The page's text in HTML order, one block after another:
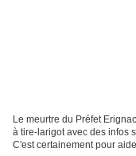
Le meurtre du Préfet
à tire-larigot avec des infos
C'est certainement pour